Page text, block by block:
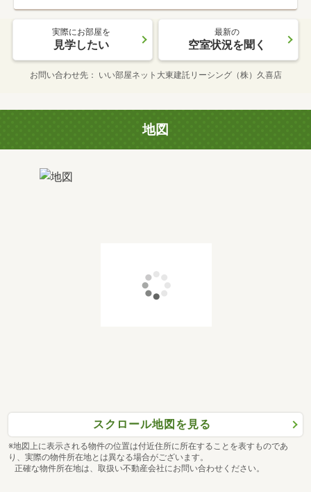
実際にお部屋を
見学したい
最新の
空室状況を聞く
お問い合わせ先 いい部屋ネット大東建託リーシング（株）久喜店
地図
スクロール地図を見る
※地図上に表示される物件の位置は付近住所に所在することを表すものであ
り、実際の物件所在地とは異なる場合がございます。
正確な物件所在地は、取扱い不動産会社にお問い合わせください。